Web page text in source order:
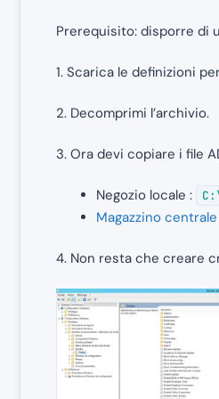
Prerequisito: disporre di
1. Scarica le definizioni
2. Decomprimi l’archivio.
3. Ora devi copiare i file
Negozio locale :
Magazzino centrale
4. Non resta che creare